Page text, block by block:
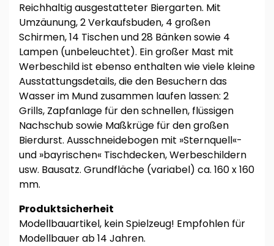
Reichhaltig ausgestatteter Biergarten. Mit
Umzäunung, 2 Verkaufsbuden, 4 großen
Schirmen, 14 Tischen und 28 Bänken sowie 4
Lampen (unbeleuchtet). Ein großer Mast mit
Werbeschild ist ebenso enthalten wie viele kleine
Ausstattungsdetails, die den Besuchern das
Wasser im Mund zusammen laufen lassen: 2
Grills, Zapfanlage für den schnellen, flüssigen
Nachschub sowie Maßkrüge für den großen
Bierdurst. Ausschneidebogen mit »Sternquell«-
und »bayrischen« Tischdecken, Werbeschildern
usw. Bausatz. Grundfläche (variabel) ca. 160 x 160
mm.
Produktsicherheit
Modellbauartikel, kein Spielzeug! Empfohlen für
Modellbauer ab 14 Jahren.